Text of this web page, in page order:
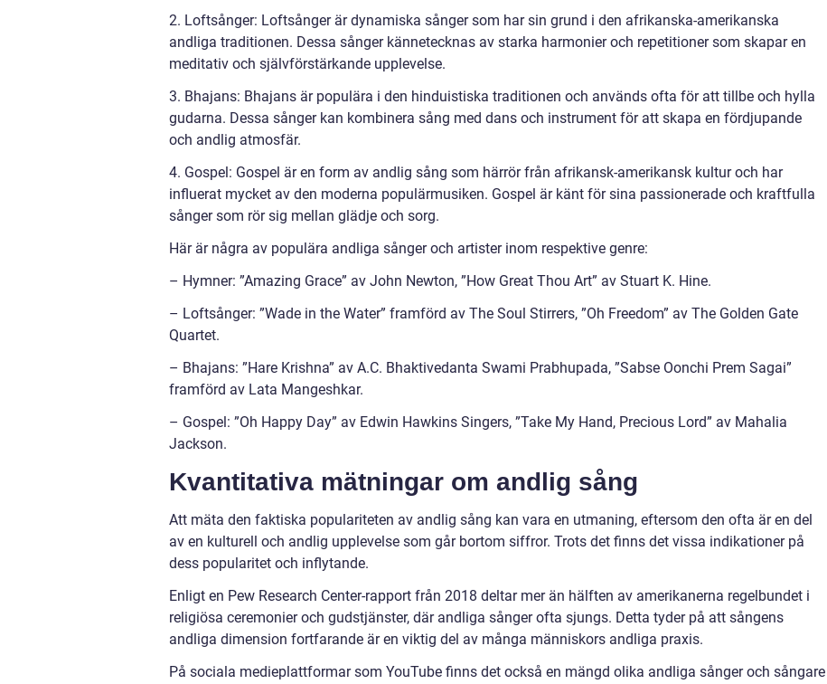
2. Loftsånger: Loftsånger är dynamiska sånger som har sin grund i den afrikanska-amerikanska
andliga traditionen. Dessa sånger kännetecknas av starka harmonier och repetitioner som skapar en
meditativ och självförstärkande upplevelse.
3. Bhajans: Bhajans är populära i den hinduistiska traditionen och används ofta för att tillbe och hylla
gudarna. Dessa sånger kan kombinera sång med dans och instrument för att skapa en fördjupande
och andlig atmosfär.
4. Gospel: Gospel är en form av andlig sång som härrör från afrikansk-amerikansk kultur och har
influerat mycket av den moderna populärmusiken. Gospel är känt för sina passionerade och kraftfulla
sånger som rör sig mellan glädje och sorg.
Här är några av populära andliga sånger och artister inom respektive genre:
– Hymner: ”Amazing Grace” av John Newton, ”How Great Thou Art” av Stuart K. Hine.
– Loftsånger: ”Wade in the Water” framförd av The Soul Stirrers, ”Oh Freedom” av The Golden Gate
Quartet.
– Bhajans: ”Hare Krishna” av A.C. Bhaktivedanta Swami Prabhupada, ”Sabse Oonchi Prem Sagai”
framförd av Lata Mangeshkar.
– Gospel: ”Oh Happy Day” av Edwin Hawkins Singers, ”Take My Hand, Precious Lord” av Mahalia
Jackson.
Kvantitativa mätningar om andlig sång
Att mäta den faktiska populariteten av andlig sång kan vara en utmaning, eftersom den ofta är en del
av en kulturell och andlig upplevelse som går bortom siffror. Trots det finns det vissa indikationer på
dess popularitet och inflytande.
Enligt en Pew Research Center-rapport från 2018 deltar mer än hälften av amerikanerna regelbundet i
religiösa ceremonier och gudstjänster, där andliga sånger ofta sjungs. Detta tyder på att sångens
andliga dimension fortfarande är en viktig del av många människors andliga praxis.
På sociala medieplattformar som YouTube finns det också en mängd olika andliga sånger och sångare